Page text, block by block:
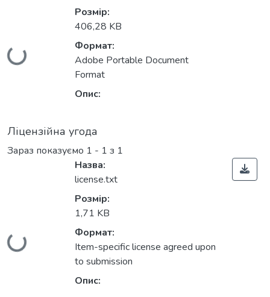
Вантажиться...
Розмір:
406,28 KB
Формат:
Adobe Portable Document
Format
Опис:
Ліцензійна угода
Зараз показуємо 1 - 1 з 1
Вантажиться...
Назва:
license.txt
Розмір:
1,71 KB
Формат:
Item-specific license agreed upon
to submission
Опис: